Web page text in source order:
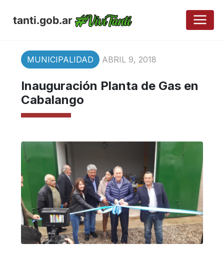
tanti.gob.ar
MUNICIPALIDAD ABRIL 9, 2018
Inauguración Planta de Gas en
Cabalango